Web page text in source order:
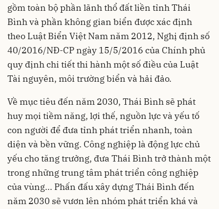
gồm toàn bộ phần lãnh thổ đất liền tỉnh Thái
Bình và phần không gian biển được xác định
theo Luật Biển Việt Nam năm 2012, Nghị định số
40/2016/NĐ-CP ngày 15/5/2016 của Chính phủ
quy định chi tiết thi hành một số điều của Luật
Tài nguyên, môi trường biển và hải đảo.
Về mục tiêu đến năm 2030, Thái Bình sẽ phát
huy mọi tiềm năng, lợi thế, nguồn lực và yếu tố
con người để đưa tỉnh phát triển nhanh, toàn
diện và bền vững. Công nghiệp là động lực chủ
yếu cho tăng trưởng, đưa Thái Bình trở thành một
trong những trung tâm phát triển công nghiệp
của vùng... Phấn đấu xây dựng Thái Bình đến
năm 2030 sẽ vươn lên nhóm phát triển khá và